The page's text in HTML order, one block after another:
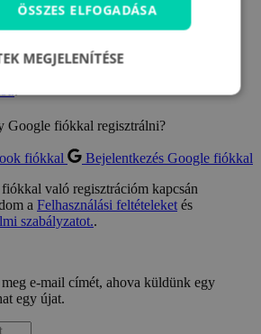
egyéb kedvezményeiről az
.
Google fiókkal regisztrálni?
fiókkal
Bejelentkezés Google fiókkal
való regisztrációm kapcsán
a Felhasználási feltételeketés
szabályzatot..
e-mail címét, ahova küldünk egy
egy újat.
ÖSSZES ELFOGADÁSA
MEGJELENÍTÉSE